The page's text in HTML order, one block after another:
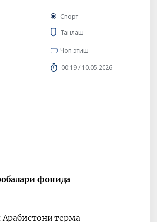
Спорт
Танлаш
Чоп этиш
00:19 / 10.05.2026
фонида
терма